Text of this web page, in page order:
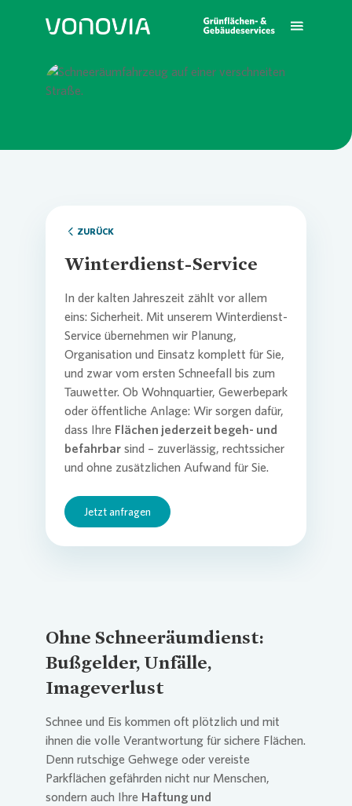
Loading...
Über uns
Kontakt
Loading...
ZURÜCK
Winterdienst-Service
In der kalten Jahreszeit zählt vor allem
eins: Sicherheit. Mit unserem Winterdienst-
Service übernehmen wir Planung,
Organisation und Einsatz komplett für Sie,
und zwar vom ersten Schneefall bis zum
Tauwetter. Ob Wohnquartier, Gewerbepark
oder öffentliche Anlage: Wir sorgen dafür,
dass Ihre Flächen jederzeit begeh- und
befahrbar sind – zuverlässig, rechtssicher
und ohne zusätzlichen Aufwand für Sie.
Jetzt anfragen
Ohne Schneeräumdienst:
Bußgelder, Unfälle,
Imageverlust
Schnee und Eis kommen oft plötzlich und mit
ihnen die volle Verantwortung für sichere Flächen.
Denn rutschige Gehwege oder vereiste
Parkflächen gefährden nicht nur Menschen,
sondern auch Ihre Haftung und